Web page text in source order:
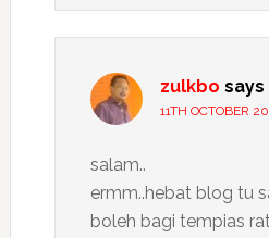
zulkbo says
11TH OCTOBER
salam..
ermm..hebat blog tu
boleh bagi tempias